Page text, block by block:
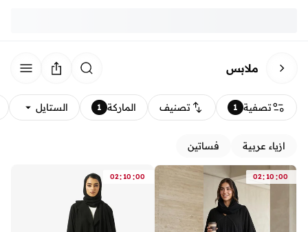
ملابس
تصفية 1 تصنيف الماركة 1 الستايل
ازياء عربية فساتين
02:10 :00
02:10 :00